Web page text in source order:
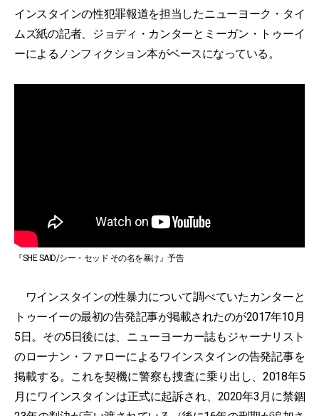
インスタインの性犯罪報道を担当したニューヨーク・タイ
ムズ紙の記者、ジョディ・カンターとミーガン・トゥーイ
ーによるノンフィクション本がベースになっている。
『SHE SAID/シー・セッド その名を暴け』予告
ワインスタインの性暴力について調べていたカンターと
トゥーイーの最初の告発記事が掲載されたのが2017年10月
5日。その5日後には、ニューヨーカー誌もジャーナリスト
のローナン・ファローによるワインスタインの告発記事を
掲載する。これを契機に警察も捜査に乗り出し、2018年5
月にワインスタインは正式に起訴され、2020年3月に禁錮